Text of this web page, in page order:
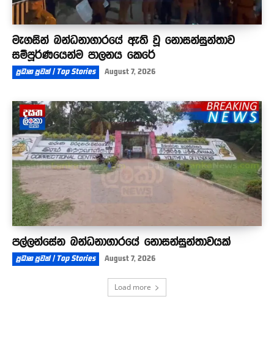
මැගසින් බන්ධනාගාරයේ ඇති වූ නොසන්සුන්තාව
සම්පූර්ණයෙන්ම පාලනය කෙරේ
ප්‍රධාන පුවත් | Top Stories August 7, 2026
පල්ලන්සේන බන්ධනාගාරයේ නොසන්සුන්තාවයක්
ප්‍රධාන පුවත් | Top Stories August 7, 2026
Load more